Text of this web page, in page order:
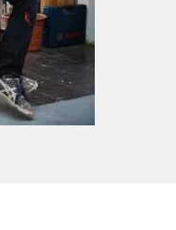
mit Olga
– nxnw Festival
Köln
KunstWerk Köln